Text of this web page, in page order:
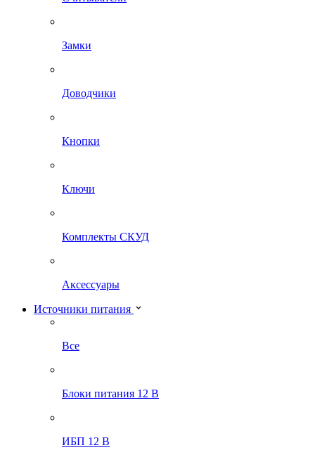
Замки
Доводчики
Кнопки
Ключи
Комплекты СКУД
Аксессуары
Источники питания
Все
Блоки питания 12 В
ИБП 12 В